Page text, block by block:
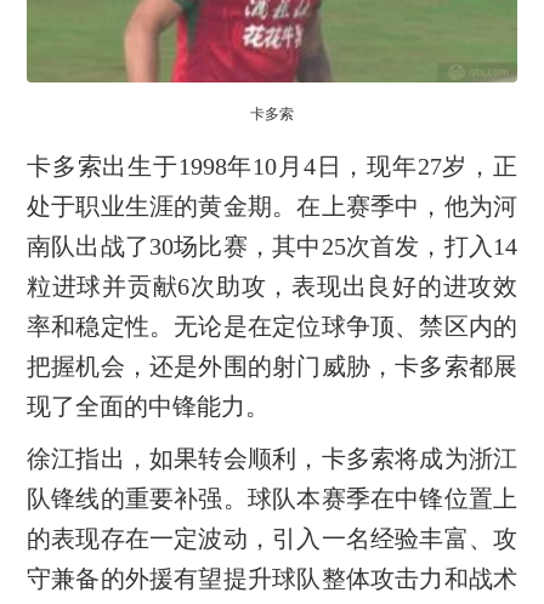
卡多索
卡多索出生于1998年10月4日，现年27岁，正
处于职业生涯的黄金期。在上赛季中，他为河
南队出战了30场比赛，其中25次首发，打入14
粒进球并贡献6次助攻，表现出良好的进攻效
率和稳定性。无论是在定位球争顶、禁区内的
把握机会，还是外围的射门威胁，卡多索都展
现了全面的中锋能力。
徐江指出，如果转会顺利，卡多索将成为浙江
队锋线的重要补强。球队本赛季在中锋位置上
的表现存在一定波动，引入一名经验丰富、攻
守兼备的外援有望提升球队整体攻击力和战术